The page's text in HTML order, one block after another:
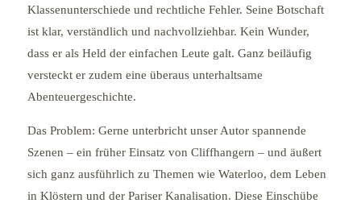
Klassenunterschiede und rechtliche Fehler. Seine Botschaft
ist klar, verständlich und nachvollziehbar. Kein Wunder,
dass er als Held der einfachen Leute galt. Ganz beiläufig
versteckt er zudem eine überaus unterhaltsame
Abenteuergeschichte.
Das Problem: Gerne unterbricht unser Autor spannende
Szenen – ein früher Einsatz von Cliffhangern – und äußert
sich ganz ausführlich zu Themen wie Waterloo, dem Leben
in Klöstern und der Pariser Kanalisation. Diese Einschübe